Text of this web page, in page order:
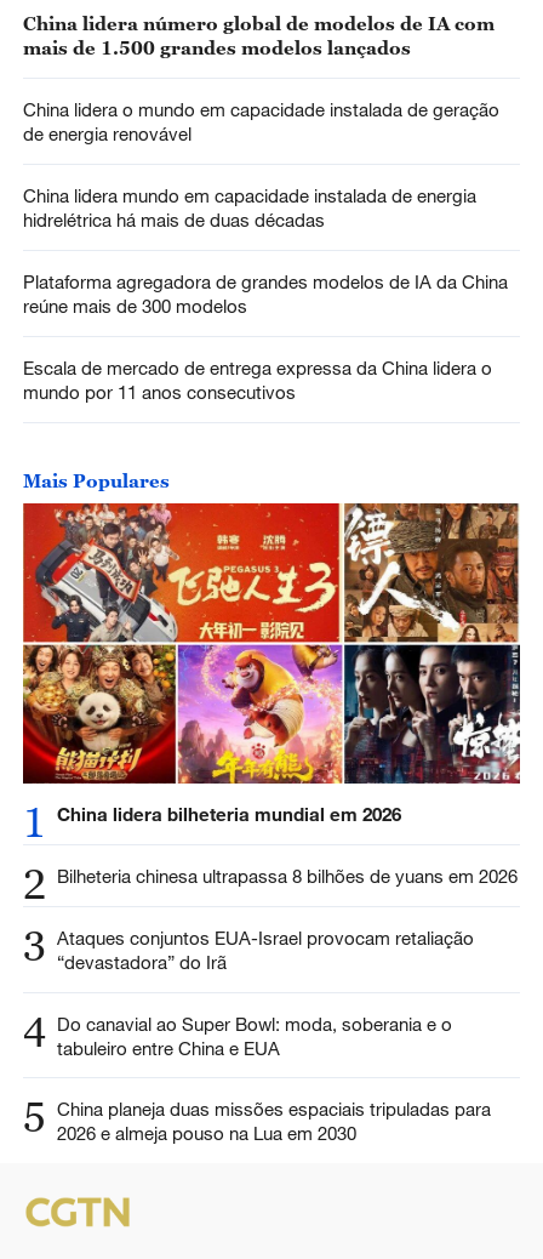
China lidera número global de modelos de IA com
mais de 1.500 grandes modelos lançados
China lidera o mundo em capacidade instalada de geração
de energia renovável
China lidera mundo em capacidade instalada de energia
hidrelétrica há mais de duas décadas
Plataforma agregadora de grandes modelos de IA da China
reúne mais de 300 modelos
Escala de mercado de entrega expressa da China lidera o
mundo por 11 anos consecutivos
Mais Populares
1 China lidera bilheteria mundial em 2026
2 Bilheteria chinesa ultrapassa 8 bilhões de yuans em 2026
3 Ataques conjuntos EUA-Israel provocam retaliação
“devastadora” do Irã
4 Do canavial ao Super Bowl: moda, soberania e o
tabuleiro entre China e EUA
5
China planeja duas missões espaciais tripuladas para
2026 e almeja pouso na Lua em 2030